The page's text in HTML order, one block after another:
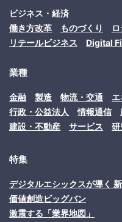
ビジネス・経済
働き方改革
ものづくり
リテールビジネス
Digital
業種
金融 製造 物流・交通
行政・公益法人
情報通信
建設・不動産
サービス 研
特集
デジタルエシックスが導く
価値創造ビッグバン
激震する「業界地図」